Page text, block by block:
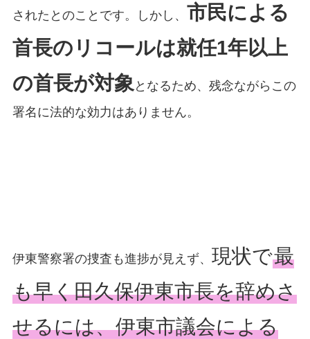
されたとのことです。しかし、 市民による
首長のリコールは就任1年以上
の首長が対象となるため、残念ながらこの
署名に法的な効力はありません。
伊東警察署の捜査も進捗が見えず、 現状で最
も早く田久保伊東市長を辞めさ
せるには、伊東市議会による